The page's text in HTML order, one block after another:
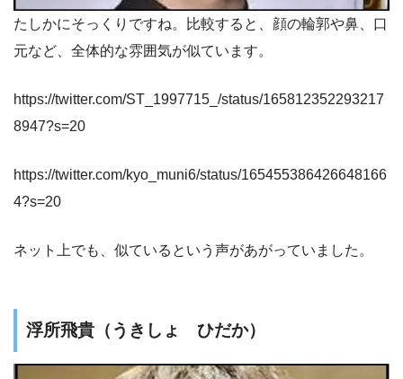
たしかにそっくりですね。比較すると、顔の輪郭や鼻、口
元など、全体的な雰囲気が似ています。
https://twitter.com/ST_1997715_/status/165812352293217
8947?s=20
https://twitter.com/kyo_muni6/status/165455386426648166
4?s=20
ネット上でも、似ているという声があがっていました。
浮所飛貴（うきしょ ひだか）